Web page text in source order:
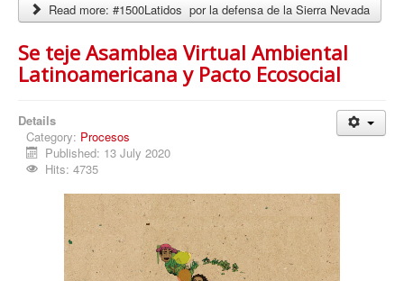
Read more: #1500Latidos por la defensa de la Sierra Nevada
Se teje Asamblea Virtual Ambiental
Latinoamericana y Pacto Ecosocial
Details
Category: Procesos
Published: 13 July 2020
Hits: 4735